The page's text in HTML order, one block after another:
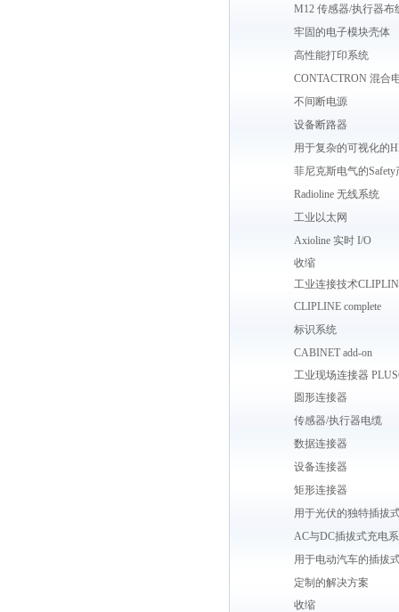
M12 传感器/执行器布
牢固的电子模块壳体
高性能打印系统
CONTACTRON 混合
不间断电源
设备断路器
用于复杂的可视化的
菲尼克斯电气的Safety
Radioline 无线系统
工业以太网
Axioline 实时 I/O
收缩
工业连接技术
CLIPLINE complete
标识系统
CABINET add-on
工业现场连接器
圆形连接器
传感器/执行器电缆
数据连接器
设备连接器
矩形连接器
用于光伏的独特插拔
AC与DC插拔式充电
用于电动汽车的插拔
定制的解决方案
收缩